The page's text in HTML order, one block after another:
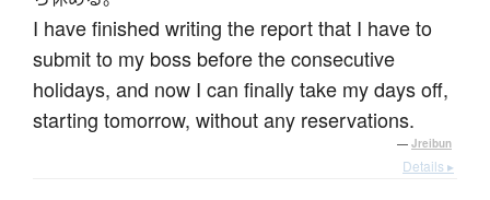
I have finished writing the report that I have to
submit to my boss before the consecutive
holidays, and now I can finally take my days off,
starting tomorrow, without any reservations.
— Jreibun
Details ▸